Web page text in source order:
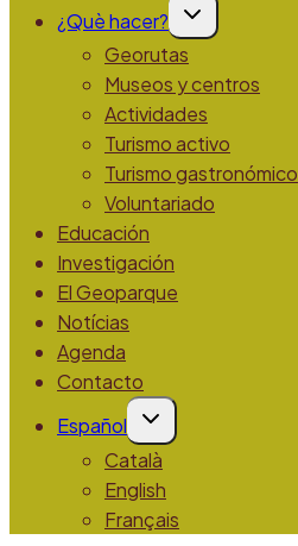
¿Què hacer?
Alternar
menú
hijo
Georutas
Museos y centros
Actividades
Turismo activo
Turismo gastronómico
Voluntariado
Educación
Investigación
El Geoparque
Notícias
Agenda
Contacto
Español
Alternar
hijo
Català
English
Français